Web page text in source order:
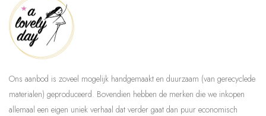
Ons aanbod is zoveel mogelijk handgemaakt en duurzaam (van gerecyclede
materialen) geproduceerd. Bovendien hebben de merken die we inkopen
allemaal een eigen uniek verhaal dat verder gaat dan puur economisch